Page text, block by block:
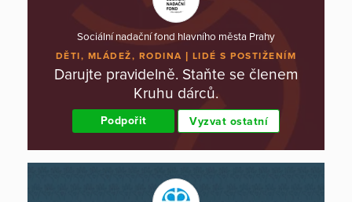
Sociální nadační fond hlavního města Prahy
DĚTI, MLÁDEŽ, RODINA LIDÉ S POSTIŽENÍM
Darujte pravidelně. Staňte se členem
Kruhu dárců.
Podpořit Vyzvat ostatní